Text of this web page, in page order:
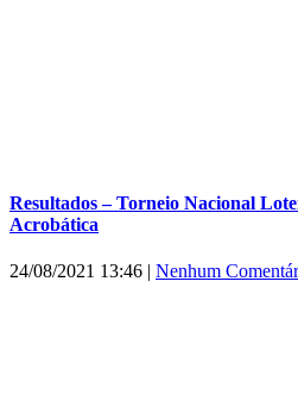
Resultados – Torneio Nacional
Acrobática
24/08/2021 13:46 | Nenhum